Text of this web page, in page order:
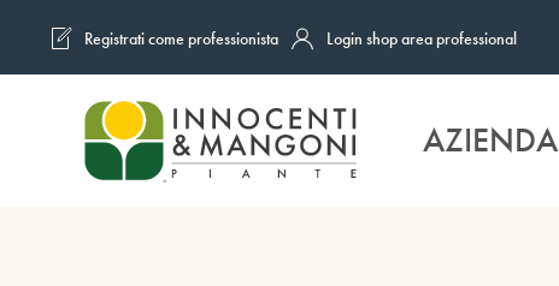
Skip to main content
Registrati come professionista Login shop area professional
AZIENDA